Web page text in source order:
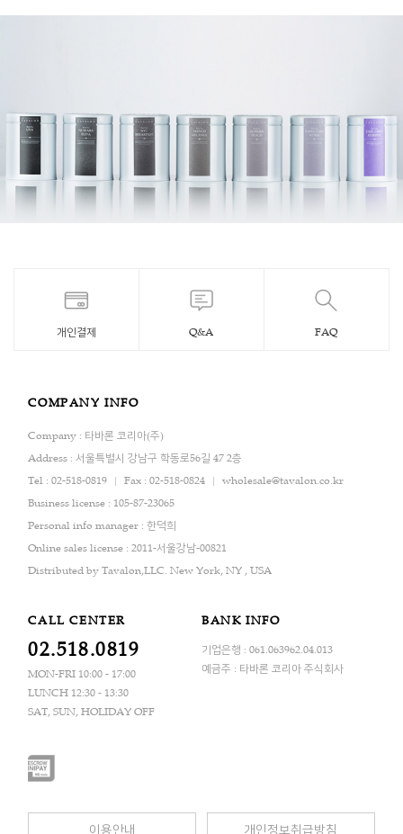
개인결제 Q&A FAQ
COMPANY INFO
Company : 타바론 코리아(주)
Address : 서울특별시 강남구 학동로56길 47 2층
Tel : 02-518-0819
Fax : 02-518-0824
wholesale@tavalon.co.kr
Business license : 105-87-23065
Personal info manager : 한덕희
Online sales license : 2011-서울강남-00821
Distributed by Tavalon,LLC. New York, NY , USA
CALL CENTER
02.518.0819
MON-FRI 10:00 - 17:00
LUNCH 12:30 - 13:30
SAT, SUN, HOLIDAY OFF
BANK INFO
기업은행 : 061.063962.04.013
예금주 : 타바론 코리아 주식회사
이용안내 개인정보취급방침